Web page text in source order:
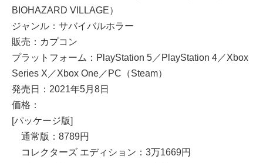
BIOHAZARD VILLAGE）
ジャンル：サバイバルホラー
販売：カプコン
プラットフォーム：PlayStation 5／PlayStation 4／Xbox
Series X／Xbox One／PC（Steam）
発売日：2021年5月8日
価格：
[パッケージ版]
通常版：8789円
コレクターズ エディション：3万1669円